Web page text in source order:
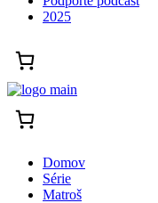
2025
Domov
Série
Matroš